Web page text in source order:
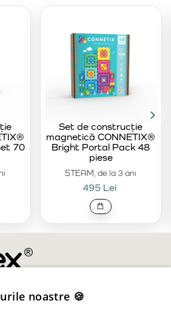
70
STEAM, de la 3 ani
Set de construcție
magnetică CONNETIX®
Bright Portal Pack 48
piese
495 Lei
noastre 🍪